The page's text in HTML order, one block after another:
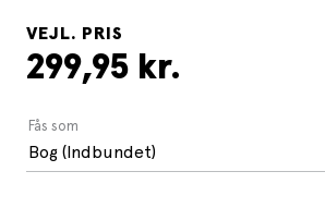
VEJL. PRIS
299,95 kr.
Fås som
Bog (Indbundet)